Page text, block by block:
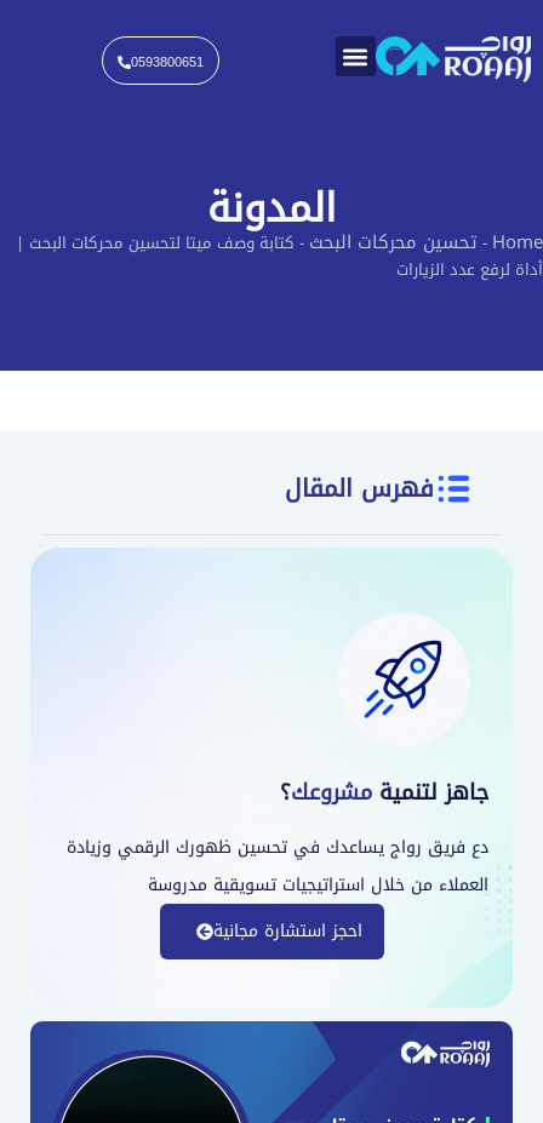
إلى
المحتوى
0593800651
المدونة Home
- تحسين محركات البحث - كتابة وصف ميتا لتحسين محركات البحث |
أداة لرفع عدد الزيارات
فهرس المقال
جاهز لتنمية مشروعك؟
دع فريق رواج يساعدك في تحسين ظهورك الرقمي وزيادة
العملاء من خلال استراتيجيات تسويقية مدروسة
احجز استشارة مجانية